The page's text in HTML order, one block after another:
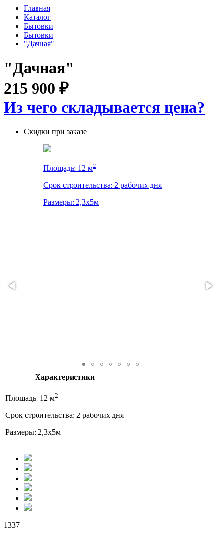
Главная
Каталог
Бытовки
Бытовки
"Дачная"
"Дачная"
215 900 ₽
Из чего складывается цена?
Скидки при заказе
Площадь: 12 м2
Срок строительства: 2 рабочих дня
Размеры: 2,3x5м
Характеристики
Площадь: 12 м2
Срок строительства: 2 рабочих дня
Размеры: 2,3x5м
1337